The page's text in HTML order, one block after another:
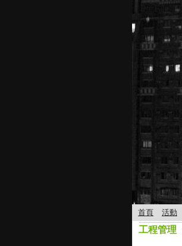
首頁 活動
工程管理